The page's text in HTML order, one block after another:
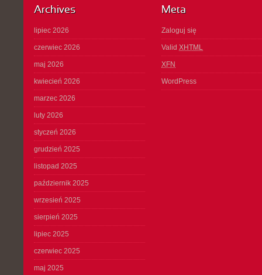
Archives
lipiec 2026
czerwiec 2026
maj 2026
kwiecień 2026
marzec 2026
luty 2026
styczeń 2026
grudzień 2025
listopad 2025
październik 2025
wrzesień 2025
sierpień 2025
lipiec 2025
czerwiec 2025
maj 2025
Meta
Zaloguj się
Valid XHTML
XFN
WordPress